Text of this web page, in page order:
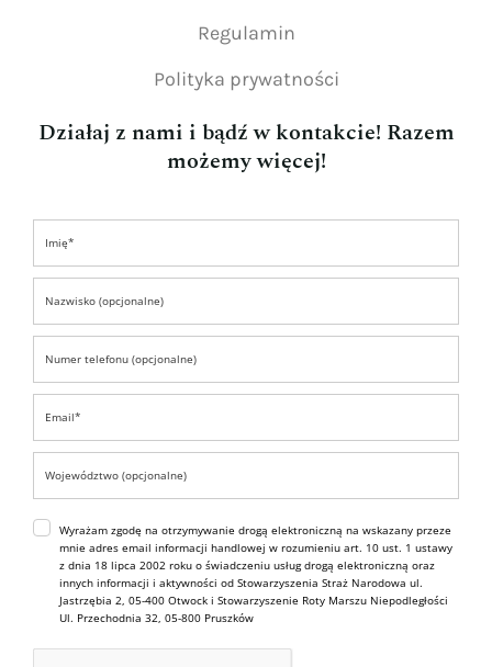
Regulamin
Polityka prywatności
Działaj z nami i bądź w kontakcie! Razem
możemy więcej!
Wyrażam zgodę na otrzymywanie drogą elektroniczną na wskazany przeze
mnie adres email informacji handlowej w rozumieniu art. 10 ust. 1 ustawy
z dnia 18 lipca 2002 roku o świadczeniu usług drogą elektroniczną oraz
innych informacji i aktywności od Stowarzyszenia Straż Narodowa ul.
Jastrzębia 2, 05-400 Otwock i Stowarzyszenie Roty Marszu Niepodległości
Ul. Przechodnia 32, 05-800 Pruszków